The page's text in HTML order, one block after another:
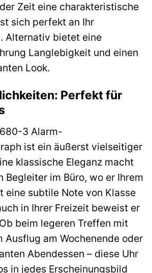
Zeit eine charakteristische
sich perfekt an Ihr
Alternativ bietet eine
Langlebigkeit und einen
Look.
Perfekt für
3 Alarm-
ist ein äußerst vielseitiger
klassische Eleganz macht
Begleiter im Büro, wo er Ihrem
eine subtile Note von Klasse
in Ihrer Freizeit beweist er
beim legeren Treffen mit
Ausflug am Wochenende oder
Abendessen – diese Uhr
in jedes Erscheinungsbild